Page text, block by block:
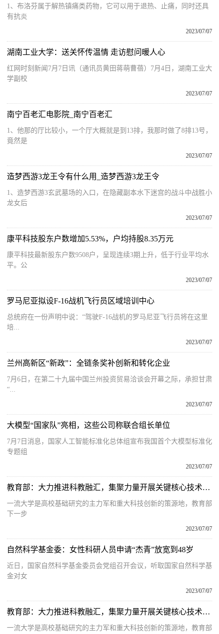
1、布洛芬属于解热镇痛类药物，它可以用于退热、止痛，同时还具
有抗炎
2023/07/07
湖南工业大学：送关怀传温情 走访慰问暖人心
红网时刻新闻7月7日讯（通讯员黄田蒋萌曹蓓）7月4日，湖南工业大
学副校
2023/07/07
南宁百老汇电影院_南宁百老汇
1、他那的厅比较小，一个厅大概就是到13排，我那时做了8排13号，
竟然是
2023/07/07
造梦西游3龙王令有什么用_造梦西游3龙王令
1、造梦西游3玄武墓场的入口，在隐藏副本水下迷宫的战斗中战胜小
龙女后
2023/07/07
康平科技股东户数增加5.53%，户均持股8.35万元
康平科技最新股东户数9508户，呈现连续3期上升，低于行业平均水
平。公
2023/07/07
罗马尼亚拟设F-16战机飞行员区域培训中心
总统府在一份声明中说：“驾驶F-16战机的罗马尼亚飞行员将在这里
培...
2023/07/07
兰州高新区“新政”：全链条奖补创新和转化企业
7月6日，在第二十九届中国兰州投资贸易洽谈会开幕之际，承担甘肃
“...
2023/07/07
大模型“国家队”亮相，这些公司称联合组长单位
7月7日消息，国家人工智能标准化总体组宣布我国首个大模型标准化
专题组
2023/07/07
教育部：大力推进科教融汇，集聚力量开展关键核心技术攻关
一流大学是高校基础研究的主力军和重大科技创新的策源地，教育部
下一步
2023/07/07
自然科学基金委：女性科研人员申请“杰青”放宽到48岁
近日，国家自然科学基金委员会党组召开会议，听取国家自然科学基
金对女
2023/07/07
教育部：大力推进科教融汇，集聚力量开展关键核心技术攻关
一流大学是高校基础研究的主力军和重大科技创新的策源地，教育部